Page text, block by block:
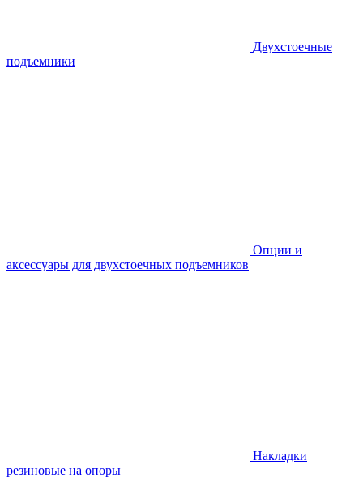
Двухстоечные
подъемники
Опции и
аксессуары для двухстоечных подъемников
Накладки
резиновые на опоры